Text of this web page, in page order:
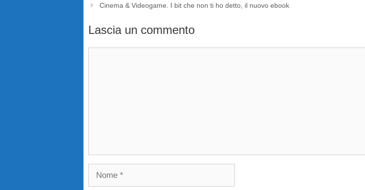
Cinema & Videogame. I bit che non ti ho detto, il nuovo ebook
Lascia un commento
Nome